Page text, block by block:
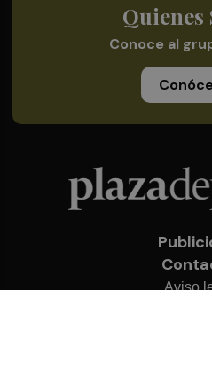
Quienes
Conoce al
Aviso